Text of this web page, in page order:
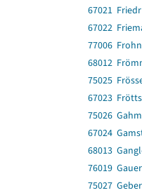
67021
67022
77006
68012
75025
67023
75026
67024
68013
76019
75027